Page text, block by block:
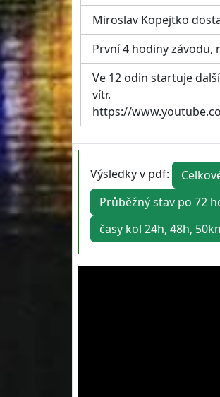
Miroslav Kopejtko
První 4 hodiny
Ve 12 odin startuje
vítr.
https://
Výsledky v pdf:
Průběžný stav po 72
časy kol 24h, 48h,